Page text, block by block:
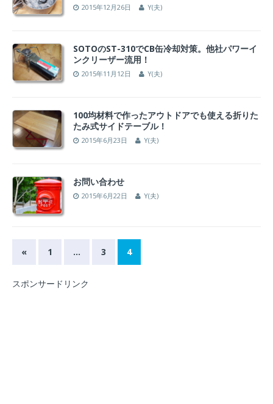
2015年12月26日 Y(夫)
SOTOのST-310でCB缶冷却対策。他社パワーイ
ンクリーザー流用！
2015年11月12日 Y(夫)
100均材料で作ったアウトドアでも使える折りた
たみ式サイドテーブル！
2015年6月23日 Y(夫)
お問い合わせ
2015年6月22日 Y(夫)
« 1 … 3 4
スポンサードリンク